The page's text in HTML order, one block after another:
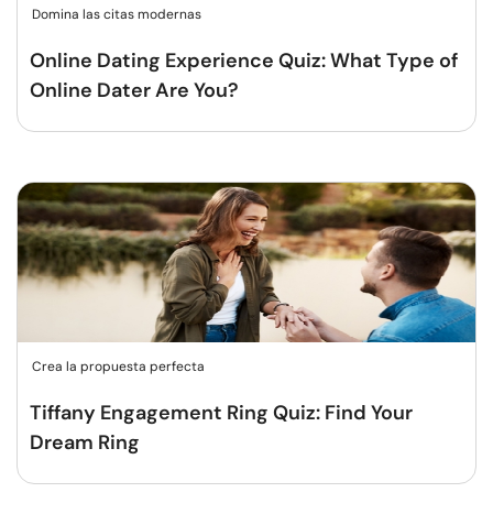
Domina las citas modernas
Online Dating Experience Quiz: What Type of
Online Dater Are You?
Crea la propuesta perfecta
Tiffany Engagement Ring Quiz: Find Your
Dream Ring